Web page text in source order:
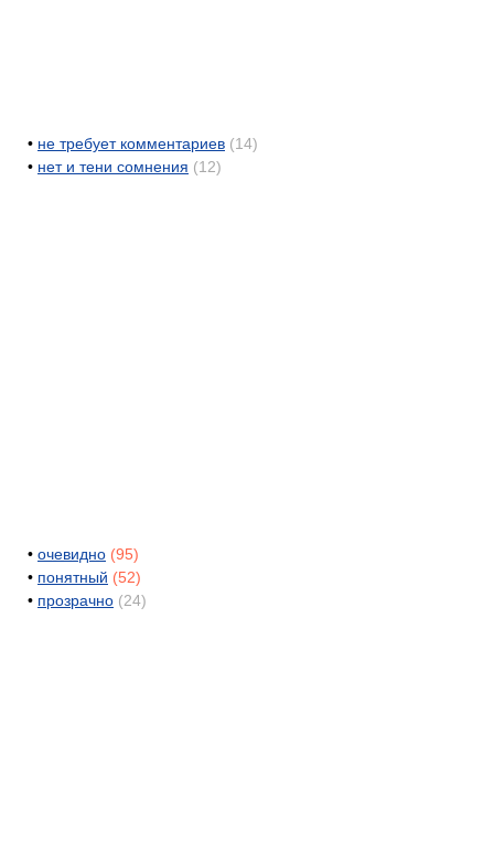
• не требует комментариев (14)
• нет и тени сомнения (12)
• очевидно (95)
• понятный (52)
• прозрачно (24)